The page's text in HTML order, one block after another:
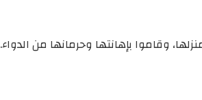
وقاموا بإهانتها وحرمانها من الدواء.